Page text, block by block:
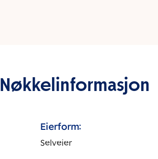
Nøkkelinformasjon
Eierform:
Selveier